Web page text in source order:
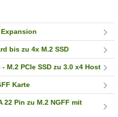
Expansion
bis zu 4x M.2 SSD
M.2 PCIe SSD zu 3.0 x4 Host
Karte
22 Pin zu M.2 NGFF mit